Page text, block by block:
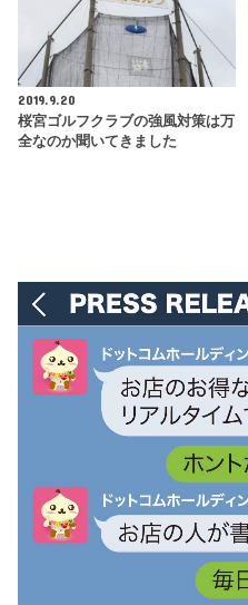
2019.9.20
桜宮ゴルフクラブの強風対策は万
全なのか聞いてきました